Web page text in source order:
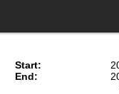
Start:
End: